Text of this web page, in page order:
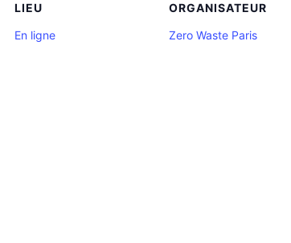
LIEU
En ligne
ORGANISATEUR
Zero Waste Paris